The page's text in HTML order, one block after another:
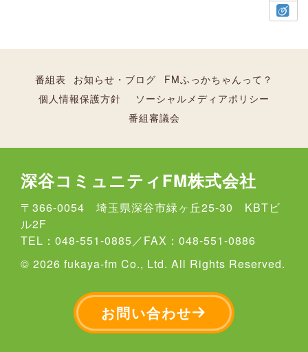
番組表 お知らせ・ブログ
FMふっかちゃんって？
個人情報保護方針
ソーシャルメディアポリシー
番組審議会
深谷コミュニティFM株式会社
〒366-0054 埼玉県深谷市緑ヶ丘25-30 KBTビ
ル2F
TEL：048-551-0885／FAX：048-551-0886
© 2026 fukaya-fm Co., Ltd. All Rights Reserved.
お問い合わせ